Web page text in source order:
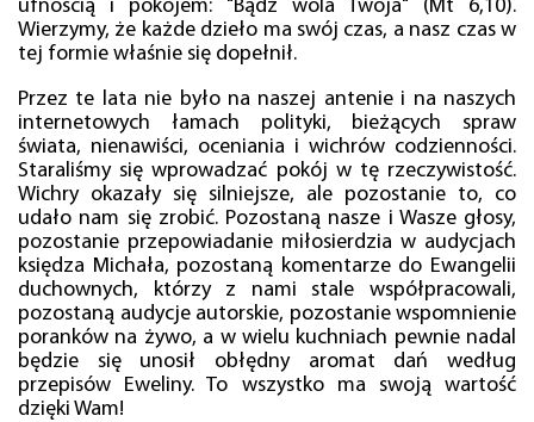
ufnością i pokojem: "Bądź wola Twoja" (Mt 6,10).
Wierzymy, że każde dzieło ma swój czas, a nasz czas w
tej formie właśnie się dopełnił.
Przez te lata nie było na naszej antenie i na naszych
internetowych łamach polityki, bieżących spraw
świata, nienawiści, oceniania i wichrów codzienności.
Staraliśmy się wprowadzać pokój w tę rzeczywistość.
Wichry okazały się silniejsze, ale pozostanie to, co
udało nam się zrobić. Pozostaną nasze i Wasze głosy,
pozostanie przepowiadanie miłosierdzia w audycjach
księdza Michała, pozostaną komentarze do Ewangelii
duchownych, którzy z nami stale współpracowali,
pozostaną audycje autorskie, pozostanie wspomnienie
poranków na żywo, a w wielu kuchniach pewnie nadal
będzie się unosił obłędny aromat dań według
przepisów Eweliny. To wszystko ma swoją wartość
dzięki Wam!